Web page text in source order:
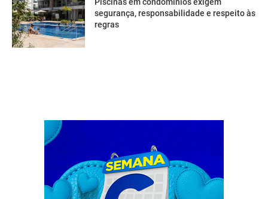
segurança, responsabilidade e respeito às
regras